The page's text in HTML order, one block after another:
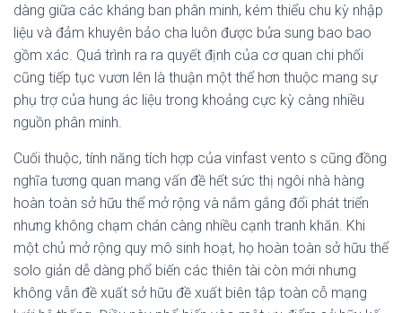
dàng giữa các kháng ban phân minh, kém thiểu chu kỳ nhập
liệu và đảm khuyên bảo cha luôn được bửa sung bao bao
gồm xác. Quá trình ra ra quyết định của cơ quan chi phối
cũng tiếp tục vươn lên là thuận một thể hơn thuộc mang sự
phụ trợ của hung ác liệu trong khoảng cực kỳ càng nhiều
nguồn phân minh.
Cuối thuộc, tính năng tích hợp của vinfast vento s cũng đồng
nghĩa tương quan mang vấn đề hết sức thị ngôi nhà hàng
hoàn toàn sở hữu thể mở rộng và nắm gắng đổi phát triển
nhưng không chạm chán càng nhiều cạnh tranh khăn. Khi
một chủ mở rộng quy mô sinh hoạt, họ hoàn toàn sở hữu thể
solo giản dễ dàng phổ biến các thiên tài còn mới nhưng
không vẫn đề xuất sở hữu đề xuất biên tập toàn cỗ mạng